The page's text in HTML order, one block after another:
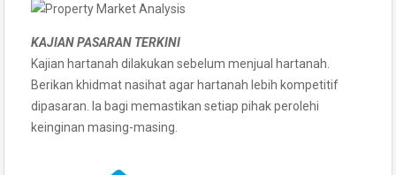
KAJIAN PASARAN TERKINI
Kajian hartanah dilakukan sebelum menjual hartanah.
Berikan khidmat nasihat agar hartanah lebih kompetitif
dipasaran. Ia bagi memastikan setiap pihak perolehi
keinginan masing-masing.